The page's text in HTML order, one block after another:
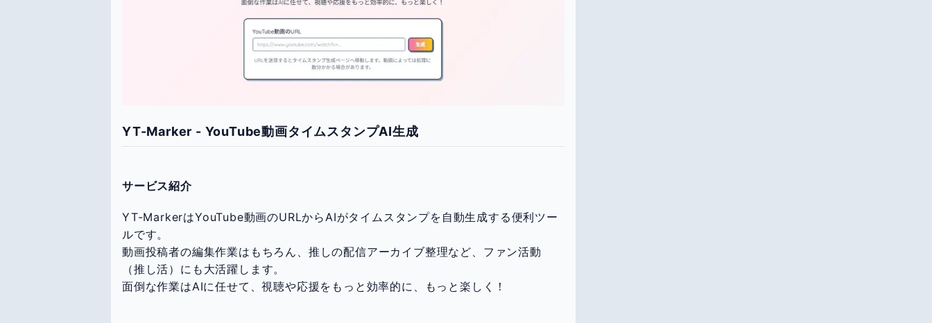
YT-Marker - YouTube動画タイムスタンプAI生成
サービス紹介
YT-MarkerはYouTube動画のURLからAIがタイムスタンプを自動生成する便利ツー
ルです。
動画投稿者の編集作業はもちろん、推しの配信アーカイブ整理など、ファン活動
（推し活）にも大活躍します。
面倒な作業はAIに任せて、視聴や応援をもっと効率的に、もっと楽しく！